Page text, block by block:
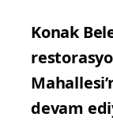
Konak
devam